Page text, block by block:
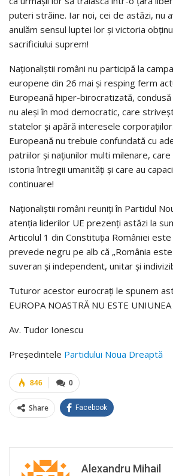
puteri străine. Iar noi, cei de astăzi, nu
anulăm sensul luptei lor şi victoria
sacrificiului suprem!
Naționaliștii români nu participă la
europene din 26 mai și resping ferm
Europeană hiper-birocratizată,
nu aleși în mod democratic, care
statelor și apără interesele
Europeană nu trebuie confundată cu
patriilor și națiunilor multi milenare,
istoria întregii umanități și care au
continuare!
Naționaliștii români reuniți în Partidul
atenția liderilor UE prezenți astăzi la
Articolul 1 din Constituţia României este
prevede negru pe alb că „România
suveran şi independent, unitar şi
Tuturor acestor eurocrați le spunem
EUROPA NOASTRĂ NU ESTE UNIUNEA
Av. Tudor Ionescu
Preşedintele Partidului Noua Dreaptă
0
846
Share Facebook
Alexandru Mihail